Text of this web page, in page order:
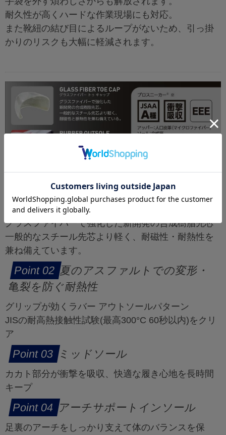
耐久性が高くハードな作業現場にも対応。
また靴紐の結び目によるループがないため、引っ掛
かりのリスクも大幅に軽減されます。
グラスファイバー トゥ キャッ
プ(先芯)
グラスファイバーで強化した新開発の合成樹脂先芯
一般的なスチール先芯より軽く、耐磁性・耐熱性を
兼ね備えています。
夏のアスファルトでの変形・
亀裂を防ぐ耐熱性
グリップが効くラバー アウトソールパターン
JISの耐高熱接触性試験(最高300°C 60秒以内)をクリ
ア
ミッドソール
カカト部分が衝撃を吸収、快適な履き心地を長時間
キープ
アーチサポートインソール
足裏のアーチをしっかり支えて体のバランスを保